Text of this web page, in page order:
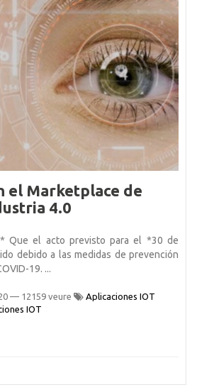
el Marketplace de
4.0
* Que el acto previsto para el *30 de
debido a las medidas de prevención
19. ...
— 12159 veure
Aplicaciones IOT
IOT